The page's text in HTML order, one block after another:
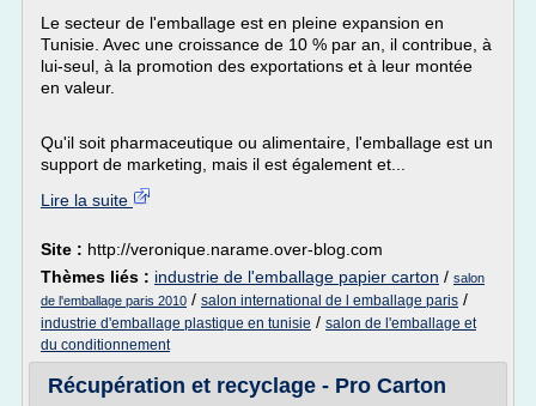
Le secteur de l'emballage est en pleine expansion en
Tunisie. Avec une croissance de 10 % par an, il contribue, à
lui-seul, à la promotion des exportations et à leur montée
en valeur.
Qu'il soit pharmaceutique ou alimentaire, l'emballage est un
support de marketing, mais il est également et...
Lire la suite
Site : http://veronique.narame.over-blog.com
Thèmes liés : industrie de l'emballage papier carton / salon
de l'emballage paris 2010 / salon international de l emballage paris /
industrie d'emballage plastique en tunisie / salon de l'emballage et
du conditionnement
Récupération et recyclage - Pro Carton